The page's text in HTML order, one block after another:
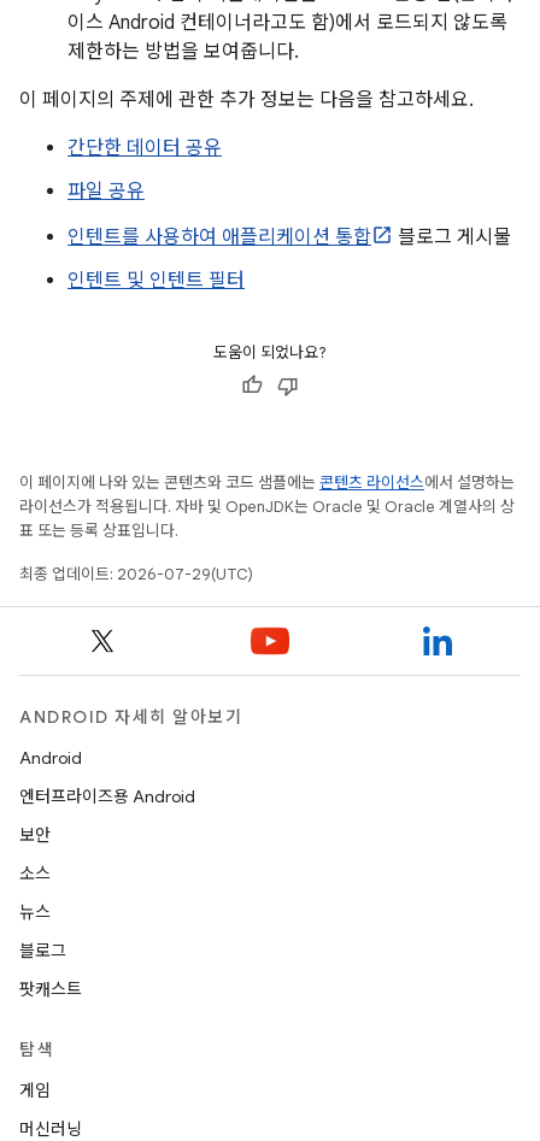
이스 Android 컨테이너라고도 함)에서 로드되지 않도록
제한하는 방법을 보여줍니다.
이 페이지의 주제에 관한 추가 정보는 다음을 참고하세요.
간단한 데이터 공유
파일 공유
인텐트를 사용하여 애플리케이션 통합
블로그 게시물
인텐트 및 인텐트 필터
도움이 되었나요?
이 페이지에 나와 있는 콘텐츠와 코드 샘플에는 콘텐츠 라이선스에서 설명하는
라이선스가 적용됩니다. 자바 및 OpenJDK는 Oracle 및 Oracle 계열사의 상
표 또는 등록 상표입니다.
최종 업데이트: 2026-07-29(UTC)
ANDROID 자세히 알아보기
Android
엔터프라이즈용 Android
보안
소스
뉴스
블로그
팟캐스트
탐색
게임
머신러닝